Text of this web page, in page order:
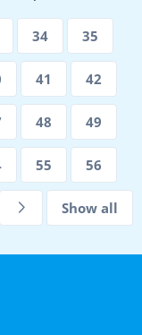
34 35
41 42
48 49
55 56
Show all